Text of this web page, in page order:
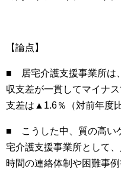
【論点】
■ 居宅介護支援事業所は
収支差が一貫してマイナ
支差は▲ 1.6％（対前年度
■ こうした中、質の高い
宅介護支援事業所として
時間の連絡体制や困難事